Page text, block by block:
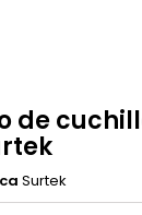
de
Surtek